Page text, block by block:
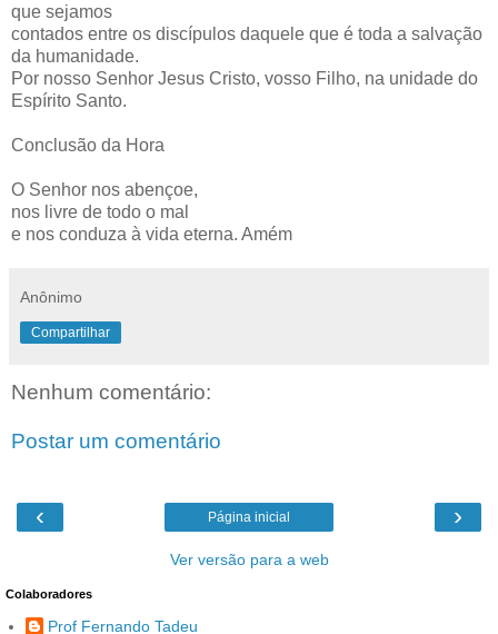
que sejamos
contados entre os discípulos daquele que é toda a salvação
da humanidade.
Por nosso Senhor Jesus Cristo, vosso Filho, na unidade do
Espírito Santo.
Conclusão da Hora
O Senhor nos abençoe,
nos livre de todo o mal
e nos conduza à vida eterna. Amém
Anônimo
Compartilhar
Nenhum comentário:
Postar um comentário
‹ ›
Página inicial
Ver versão para a web
Colaboradores
Prof Fernando Tadeu